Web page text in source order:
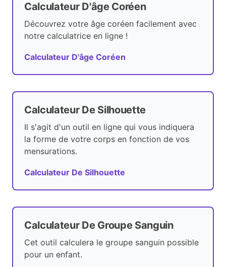
Calculateur D'âge Coréen
Découvrez votre âge coréen facilement avec
notre calculatrice en ligne !
Calculateur D'âge Coréen
Calculateur De Silhouette
Il s'agit d'un outil en ligne qui vous indiquera
la forme de votre corps en fonction de vos
mensurations.
Calculateur De Silhouette
Calculateur De Groupe Sanguin
Cet outil calculera le groupe sanguin possible
pour un enfant.